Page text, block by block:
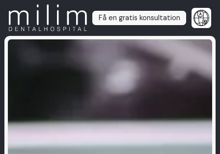
Få en gratis konsultation